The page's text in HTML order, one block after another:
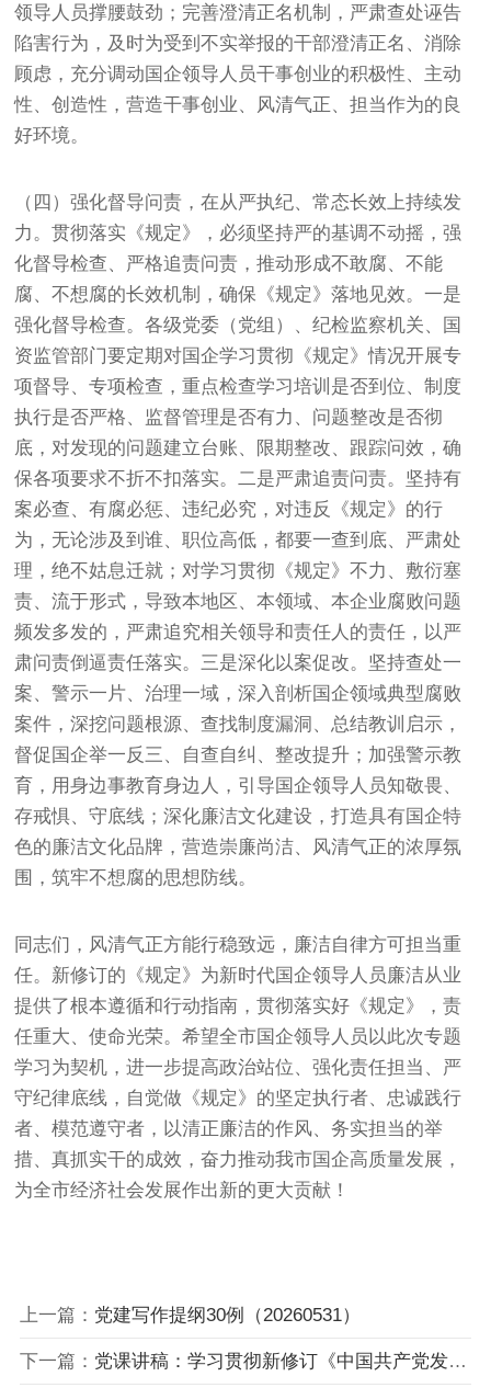
领导人员撑腰鼓劲；完善澄清正名机制，严肃查处诬告
陷害行为，及时为受到不实举报的干部澄清正名、消除
顾虑，充分调动国企领导人员干事创业的积极性、主动
性、创造性，营造干事创业、风清气正、担当作为的良
好环境。
（四）强化督导问责，在从严执纪、常态长效上持续发
力。贯彻落实《规定》，必须坚持严的基调不动摇，强
化督导检查、严格追责问责，推动形成不敢腐、不能
腐、不想腐的长效机制，确保《规定》落地见效。一是
强化督导检查。各级党委（党组）、纪检监察机关、国
资监管部门要定期对国企学习贯彻《规定》情况开展专
项督导、专项检查，重点检查学习培训是否到位、制度
执行是否严格、监督管理是否有力、问题整改是否彻
底，对发现的问题建立台账、限期整改、跟踪问效，确
保各项要求不折不扣落实。二是严肃追责问责。坚持有
案必查、有腐必惩、违纪必究，对违反《规定》的行
为，无论涉及到谁、职位高低，都要一查到底、严肃处
理，绝不姑息迁就；对学习贯彻《规定》不力、敷衍塞
责、流于形式，导致本地区、本领域、本企业腐败问题
频发多发的，严肃追究相关领导和责任人的责任，以严
肃问责倒逼责任落实。三是深化以案促改。坚持查处一
案、警示一片、治理一域，深入剖析国企领域典型腐败
案件，深挖问题根源、查找制度漏洞、总结教训启示，
督促国企举一反三、自查自纠、整改提升；加强警示教
育，用身边事教育身边人，引导国企领导人员知敬畏、
存戒惧、守底线；深化廉洁文化建设，打造具有国企特
色的廉洁文化品牌，营造崇廉尚洁、风清气正的浓厚氛
围，筑牢不想腐的思想防线。
同志们，风清气正方能行稳致远，廉洁自律方可担当重
任。新修订的《规定》为新时代国企领导人员廉洁从业
提供了根本遵循和行动指南，贯彻落实好《规定》，责
任重大、使命光荣。希望全市国企领导人员以此次专题
学习为契机，进一步提高政治站位、强化责任担当、严
守纪律底线，自觉做《规定》的坚定执行者、忠诚践行
者、模范遵守者，以清正廉洁的作风、务实担当的举
措、真抓实干的成效，奋力推动我市国企高质量发展，
为全市经济社会发展作出新的更大贡献！
上一篇： 党建写作提纲30例（20260531）
下一篇： 党课讲稿：学习贯彻新修订《中国共产党发展党员工作细则》，高标准高质量做好新时代发展党员工作